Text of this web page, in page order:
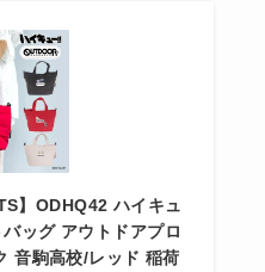
】ODHQ42 ハイキュ
ッグ アウトドアプロ
音駒高校/レッド 稲荷